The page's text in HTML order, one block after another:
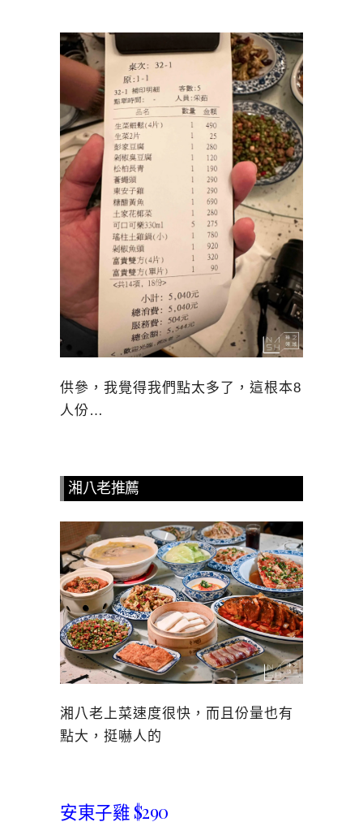
供參，我覺得我們點太多了，這根本8
人份…
湘八老推薦
湘八老上菜速度很快，而且份量也有
點大，挺嚇人的
安東子雞 $290